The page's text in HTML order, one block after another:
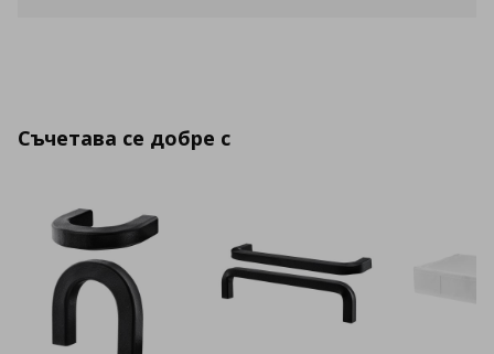
Съчетава се добре с